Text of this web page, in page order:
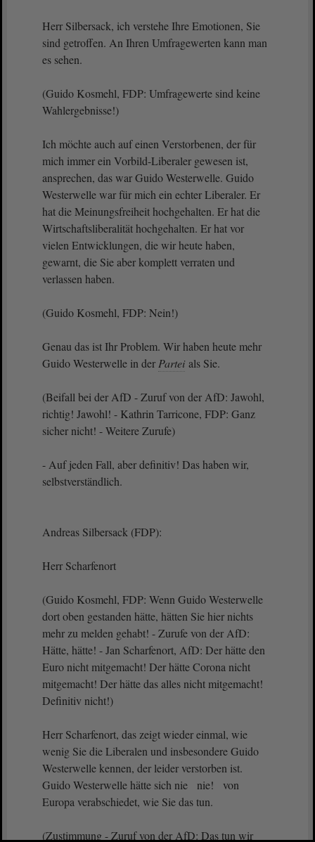
Herr Silbersack, ich verstehe Ihre Emotionen, Sie
sind getroffen. An Ihren Umfragewerten kann man
es sehen.
(Guido Kosmehl, FDP: Umfragewerte sind keine
Wahlergebnisse!)
Ich möchte auch auf einen Verstorbenen, der für
mich immer ein Vorbild-Liberaler gewesen ist,
ansprechen, das war Guido Westerwelle. Guido
Westerwelle war für mich ein echter Liberaler. Er
hat die Meinungsfreiheit hochgehalten. Er hat die
Wirtschaftsliberalität hochgehalten. Er hat vor
vielen Entwicklungen, die wir heute haben,
gewarnt, die Sie aber komplett verraten und
verlassen haben.
(Guido Kosmehl, FDP: Nein!)
Genau das ist Ihr Problem. Wir haben heute mehr
Guido Westerwelle in der Partei als Sie.
(Beifall bei der AfD - Zuruf von der AfD: Jawohl,
richtig! Jawohl! - Kathrin Tarricone, FDP: Ganz
sicher nicht! - Weitere Zurufe)
- Auf jeden Fall, aber definitiv! Das haben wir,
selbstverständlich.
Andreas Silbersack (FDP):
Herr Scharfenort
(Guido Kosmehl, FDP: Wenn Guido Westerwelle
dort oben gestanden hätte, hätten Sie hier nichts
mehr zu melden gehabt! - Zurufe von der AfD:
Hätte, hätte! - Jan Scharfenort, AfD: Der hätte den
Euro nicht mitgemacht! Der hätte Corona nicht
mitgemacht! Der hätte das alles nicht mitgemacht!
Definitiv nicht!)
Herr Scharfenort, das zeigt wieder einmal, wie
wenig Sie die Liberalen und insbesondere Guido
Westerwelle kennen, der leider verstorben ist.
Guido Westerwelle hätte sich nie nie! von
Europa verabschiedet, wie Sie das tun.
(Zustimmung - Zuruf von der AfD: Das tun wir